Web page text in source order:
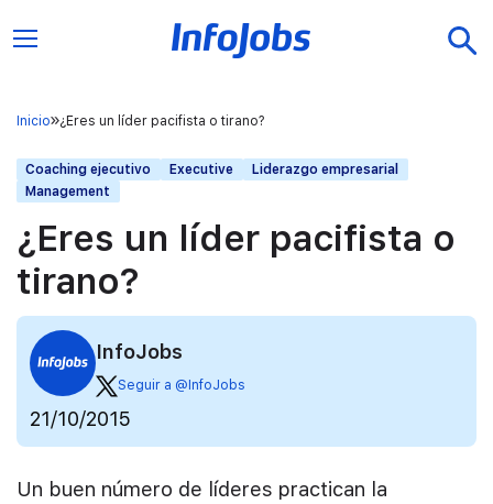
Inicio ¿Eres un líder pacifista o tirano?
Coaching ejecutivo Executive
Liderazgo empresarial
Management
¿Eres un líder pacifista o
tirano?
InfoJobs
Seguir a @InfoJobs
21/10/2015
Un buen número de líderes practican la